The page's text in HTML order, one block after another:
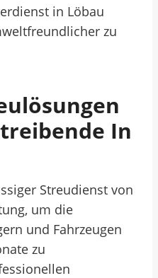
in Löbau
zu
In
Streudienst von
um die
und Fahrzeugen
zu